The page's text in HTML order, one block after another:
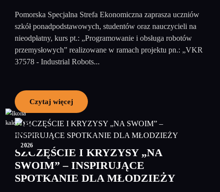
Pomorska Specjalna Strefa Ekonomiczna zaprasza uczniów
szkół ponadpodstawowych, studentów oraz nauczycieli na
nieodpłatny, kurs pt.: „Programowanie i obsługa robotów
przemysłowych” realizowane w ramach projektu pn.: „VKR
37578 - Industrial Robots...
Czytaj więcej
08
czerwiec
2026
SZCZĘŚCIE I KRYZYSY „NA
SWOIM” – INSPIRUJĄCE
SPOTKANIE DLA MŁODZIEŻY